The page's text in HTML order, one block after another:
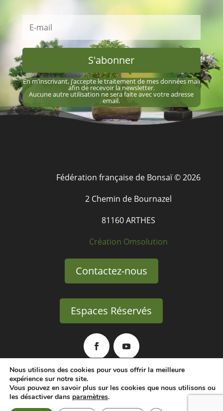
S'abonner
En m’inscrivant, j’accepte le traitement de mes données mail
afin de recevoir la newsletter.
Aucune autre utilisation ne sera faite avec votre adresse
email.
Fédération française de Bonsaï © 2026
2 Chemin de Bournazel
81160 ARTHES
Création Omsolution
Contactez-nous
Espaces Réservés
Politique de confidentialité
Nous utilisons des cookies pour vous offrir la meilleure
expérience sur notre site.
Vous pouvez en savoir plus sur les cookies que nous utilisons ou
les désactiver dans paramètres.